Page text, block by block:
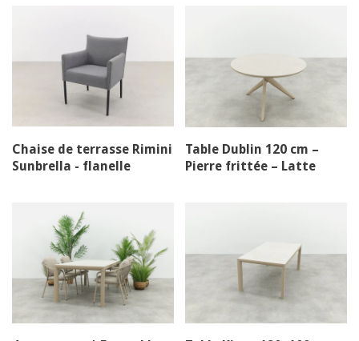
Chaise de terrasse Rimini
Sunbrella - flanelle
Table Dublin 120 cm –
Pierre frittée – Latte